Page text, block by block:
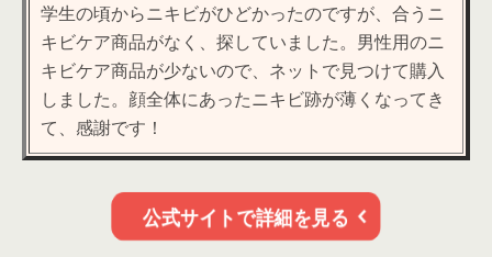
学生の頃からニキビがひどかったのですが、合うニ
キビケア商品がなく、探していました。男性用のニ
キビケア商品が少ないので、ネットで見つけて購入
しました。顔全体にあったニキビ跡が薄くなってき
て、感謝です！
公式サイトで詳細を見る